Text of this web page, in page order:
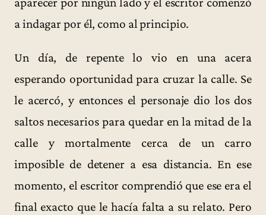
a indagar por él, como al principio.
Un día, de repente lo vio en una acera
esperando oportunidad para cruzar la calle. Se
le acercó, y entonces el personaje dio los dos
saltos necesarios para quedar en la mitad de la
calle y mortalmente cerca de un carro
imposible de detener a esa distancia. En ese
momento, el escritor comprendió que ese era el
final exacto que le hacía falta a su relato. Pero